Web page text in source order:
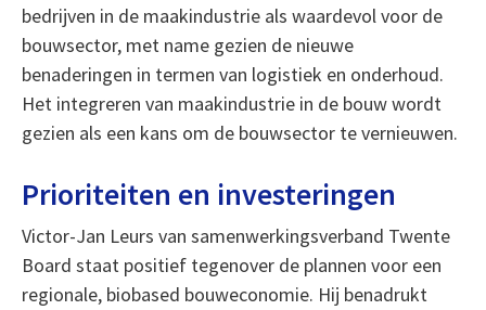
bedrijven in de maakindustrie als waardevol voor de
bouwsector, met name gezien de nieuwe
benaderingen in termen van logistiek en onderhoud.
Het integreren van maakindustrie in de bouw wordt
gezien als een kans om de bouwsector te vernieuwen.
Prioriteiten en investeringen
Victor-Jan Leurs van samenwerkingsverband Twente
Board staat positief tegenover de plannen voor een
regionale, biobased bouweconomie. Hij benadrukt